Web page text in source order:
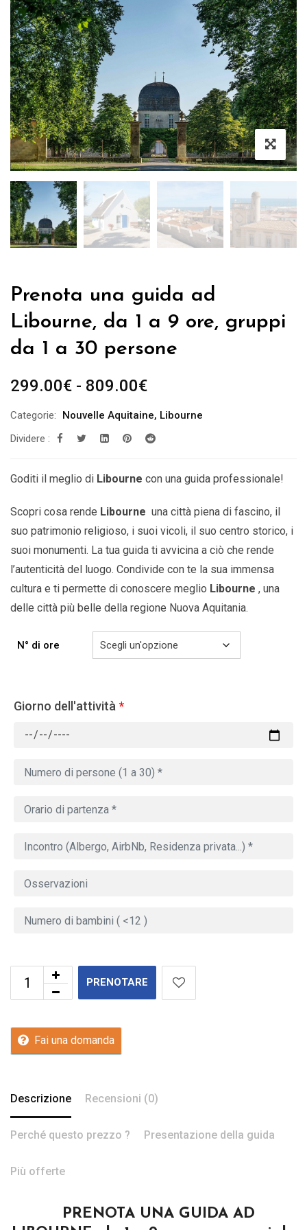
Prenota una guida ad
Libourne, da 1 a 9 ore, gruppi
da 1 a 30 persone
299.00€ - 809.00€Fascia
prezzo:
da
a
Categorie: Nouvelle Aquitaine, Libourne
Dividere :
Goditi il ​​meglio di Libourne con una guida professionale!
Scopri cosa rende Libourne una città piena di fascino, il
suo patrimonio religioso, i suoi vicoli, il suo centro storico, i
suoi monumenti. La tua guida ti avvicina a ciò che rende
l’autenticità del luogo. Condivide con te la sua immensa
cultura e ti permette di conoscere meglio Libourne , una
delle città più belle della regione Nuova Aquitania.
N° di ore
Giorno dell'attività*
PRENOTARE
Fai una domanda
Descrizione Recensioni (0)
Perché questo prezzo ? Presentazione della guida
Più offerte
PRENOTA UNA GUIDA AD